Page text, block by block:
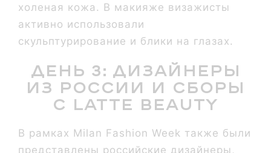
холеная кожа. В макияже визажисты
активно использовали
скульптурирование и блики на глазах.
День 3: дизайнеры
из России и сборы
с Latte Beauty
В рамках Milan Fashion Week также были
представлены российские дизайнеры,